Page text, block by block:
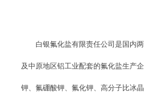
白银氟化盐有限责任公司是国内两
及中原地区铝工业配套的氟化盐生产
钾、氟硼酸钾、氟化钾、高分子比冰